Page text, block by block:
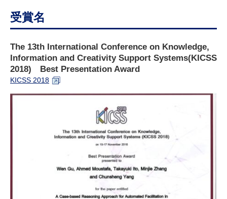
受賞名
The 13th International Conference on Knowledge,
Information and Creativity Support Systems(KICSS
2018) Best Presentation Award
KICSS 2018